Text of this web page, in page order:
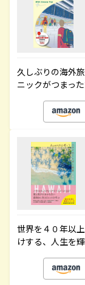
久しぶりの海外
ニックがつまっ
世界を４０年以
けする、人生を